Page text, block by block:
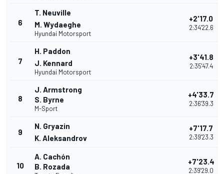
6
T. Neuville
M. Wydaeghe
Hyundai Motorsport
+2'17.0
2:34'22.6
7
H. Paddon
J. Kennard
Hyundai Motorsport
+3'41.8
2:35'47.4
8
J. Armstrong
S. Byrne
M-Sport
+4'33.7
2:36'39.3
9
N. Gryazin
K. Aleksandrov
+7'17.7
2:39'23.3
10
A. Cachón
B. Rozada
+7'23.4
2:39'29.0